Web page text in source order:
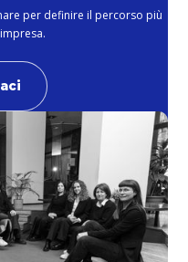
per definire il percorso più